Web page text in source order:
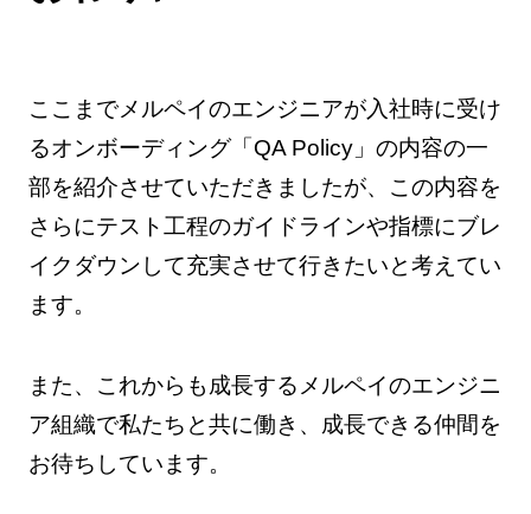
ここまでメルペイのエンジニアが入社時に受け
るオンボーディング「QA Policy」の内容の一
部を紹介させていただきましたが、この内容を
さらにテスト工程のガイドラインや指標にブレ
イクダウンして充実させて行きたいと考えてい
ます。
また、これからも成長するメルペイのエンジニ
ア組織で私たちと共に働き、成長できる仲間を
お待ちしています。